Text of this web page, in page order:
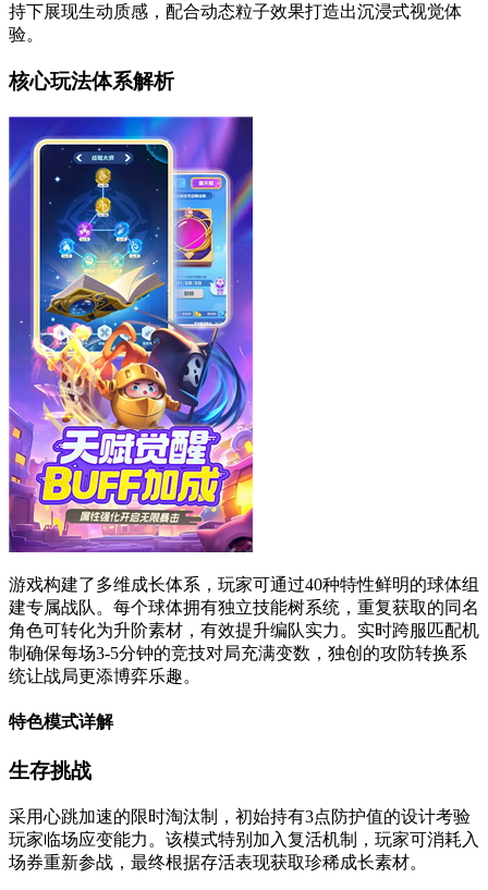
持下展现生动质感，配合动态粒子效果打造出沉浸式视觉体
验。
核心玩法体系解析
游戏构建了多维成长体系，玩家可通过40种特性鲜明的球体组
建专属战队。每个球体拥有独立技能树系统，重复获取的同名
角色可转化为升阶素材，有效提升编队实力。实时跨服匹配机
制确保每场3-5分钟的竞技对局充满变数，独创的攻防转换系
统让战局更添博弈乐趣。
特色模式详解
生存挑战
采用心跳加速的限时淘汰制，初始持有3点防护值的设计考验
玩家临场应变能力。该模式特别加入复活机制，玩家可消耗入
场券重新参战，最终根据存活表现获取珍稀成长素材。